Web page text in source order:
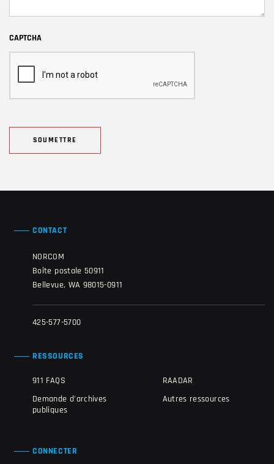
CAPTCHA
CONTACT
NORCOM
Boîte postale 50911
Bellevue, WA 98015-0911
425-577-5700
RESSOURCES
911 FAQS
Demande d'archives
publiques
RAADAR
Autres ressources
CONNECTER